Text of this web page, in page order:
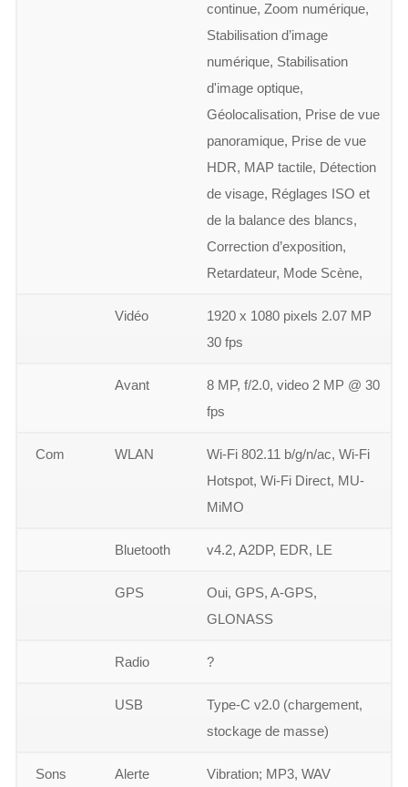
continue, Zoom numérique,
Stabilisation d’image
numérique, Stabilisation
d'image optique,
Géolocalisation, Prise de vue
panoramique, Prise de vue
HDR, MAP tactile, Détection
de visage, Réglages ISO et
de la balance des blancs,
Correction d’exposition,
Retardateur, Mode Scène,
Vidéo
1920 x 1080 pixels 2.07 MP
30 fps
Avant
8 MP, f/2.0, video 2 MP @ 30
fps
Com WLAN
Wi-Fi 802.11 b/g/n/ac, Wi-Fi
Hotspot, Wi-Fi Direct, MU-
MiMO
Bluetooth v4.2, A2DP, EDR, LE
GPS
Oui, GPS, A-GPS,
GLONASS
Radio ?
USB
Type-C v2.0 (chargement,
stockage de masse)
Sons Alerte
Vibration; MP3, WAV